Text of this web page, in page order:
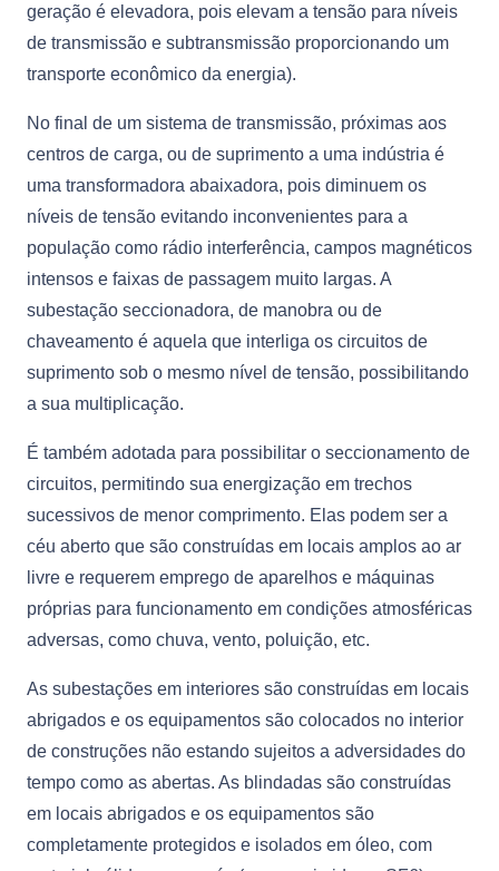
geração é elevadora, pois elevam a tensão para níveis
de transmissão e subtransmissão proporcionando um
transporte econômico da energia).
No final de um sistema de transmissão, próximas aos
centros de carga, ou de suprimento a uma indústria é
uma transformadora abaixadora, pois diminuem os
níveis de tensão evitando inconvenientes para a
população como rádio interferência, campos magnéticos
intensos e faixas de passagem muito largas. A
subestação seccionadora, de manobra ou de
chaveamento é aquela que interliga os circuitos de
suprimento sob o mesmo nível de tensão, possibilitando
a sua multiplicação.
É também adotada para possibilitar o seccionamento de
circuitos, permitindo sua energização em trechos
sucessivos de menor comprimento. Elas podem ser a
céu aberto que são construídas em locais amplos ao ar
livre e requerem emprego de aparelhos e máquinas
próprias para funcionamento em condições atmosféricas
adversas, como chuva, vento, poluição, etc.
As subestações em interiores são construídas em locais
abrigados e os equipamentos são colocados no interior
de construções não estando sujeitos a adversidades do
tempo como as abertas. As blindadas são construídas
em locais abrigados e os equipamentos são
completamente protegidos e isolados em óleo, com